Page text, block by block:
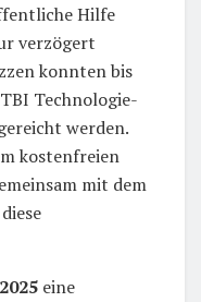
Hilfe
verzögert
konnten bis
Technologie-
werden.
kostenfreien
mit dem
eine